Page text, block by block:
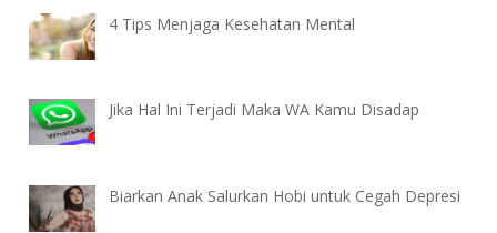
4 Tips Menjaga Kesehatan Mental
Jika Hal Ini Terjadi Maka WA Kamu Disadap
Biarkan Anak Salurkan Hobi untuk Cegah Depresi